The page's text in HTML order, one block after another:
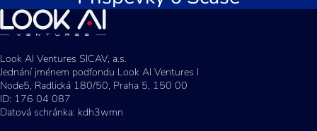
Look AI Ventures SICAV, a.s.
Jednání jménem podfondu Look AI Ventures I
Node5, Radlická 180/50, Praha 5, 150 00
ID: 176 04 087
Datová schránka: kdh3wmn